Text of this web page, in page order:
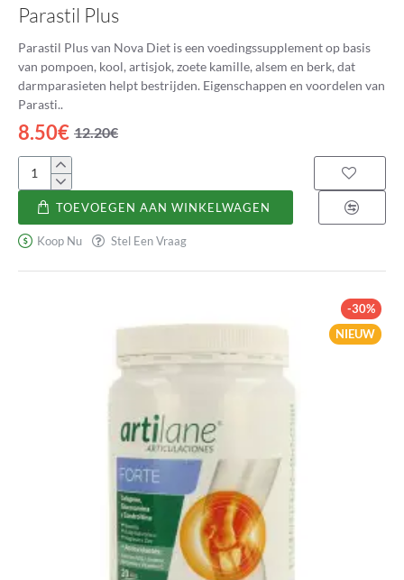
Parastil Plus
Parastil Plus van Nova Diet is een voedingssupplement op basis
van pompoen, kool, artisjok, zoete kamille, alsem en berk, dat
darmparasieten helpt bestrijden. Eigenschappen en voordelen van
Parasti..
8.50€ 12.20€
Parastil
TOEVOEGEN AAN WINKELWAGEN
Koop Nu Stel Een Vraag
NIEUW
-30%